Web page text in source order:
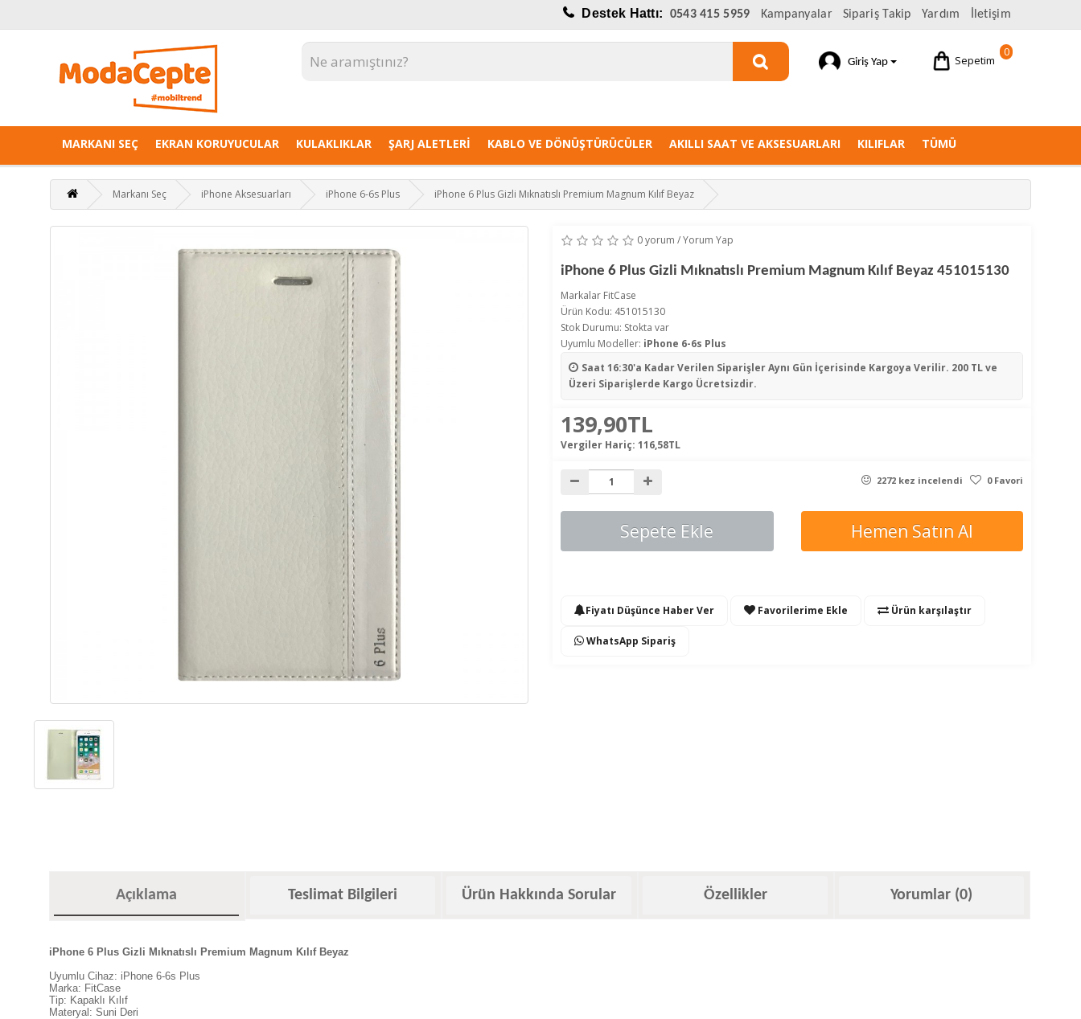
Destek Hattı: 0543 415 5959 Kampanyalar Sipariş Takip Yardım İletişim
0
Sepetim
Giriş Yap
MARKANI SEÇ EKRAN KORUYUCULAR KULAKLIKLAR ŞARJ ALETLERI KABLO VE DÖNÜŞTÜRÜCÜLER AKILLI SAAT VE AKSESUARLARI KILIFLAR TÜMÜ
Markanı Seç iPhone Aksesuarları iPhone 6-6s Plus iPhone 6 Plus Gizli Mıknatıslı Premium Magnum Kılıf Beyaz
0 yorum /Yorum Yap
iPhone 6 Plus Gizli Mıknatıslı Premium Magnum Kılıf Beyaz 451015130
Markalar FitCase
Ürün Kodu: 451015130
Stok Durumu: Stokta var
Uyumlu Modeller: iPhone 6-6s Plus
Saat 16:30'a Kadar Verilen SiparişlerAynı Gün İçerisinde Kargoya Verilir. 200 TL ve
Üzeri Siparişlerde Kargo Ücretsizdir.
139,90TL
Vergiler Hariç: 116,58TL
2272 kez incelendi 0 Favori
Sepete Ekle Hemen Satın Al
Fiyatı Düşünce Haber Ver Favorilerime Ekle Ürün karşılaştır
WhatsApp Sipariş
Açıklama Teslimat Bilgileri Ürün Hakkında Sorular Özellikler Yorumlar (0)
iPhone 6 Plus Gizli Mıknatıslı Premium Magnum Kılıf Beyaz
Uyumlu Cihaz: iPhone 6-6s Plus
Marka: FitCase
Tip: Kapaklı Kılıf
Materyal: Suni Deri